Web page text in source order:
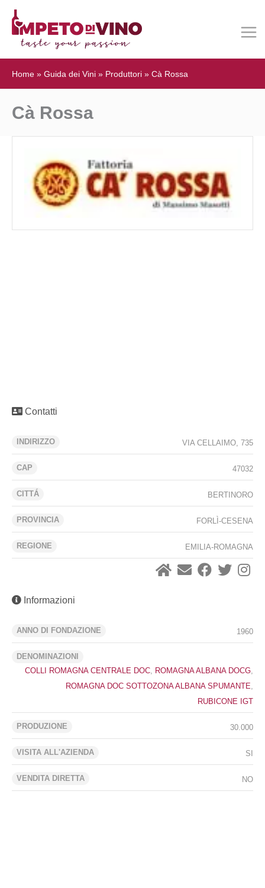
Home » Guida dei Vini » Produttori » Cà Rossa
Cà Rossa
Contatti
INDIRIZZO VIA CELLAIMO, 735
CAP 47032
CITTÁ BERTINORO
PROVINCIA FORLÌ-CESENA
REGIONE EMILIA-ROMAGNA
Informazioni
ANNO DI FONDAZIONE 1960
DENOMINAZIONI
COLLI ROMAGNA CENTRALE DOC, ROMAGNA ALBANA DOCG,
ROMAGNA DOC SOTTOZONA ALBANA SPUMANTE,
RUBICONE IGT
PRODUZIONE 30.000
VISITA ALL'AZIENDA SI
VENDITA DIRETTA NO